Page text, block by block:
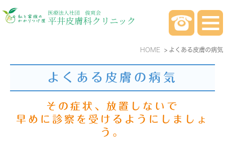
HOME よくある皮膚の病気
よくある皮膚の病気
その症状、放置しないで
早めに診察を受けるようにしましょ
う。